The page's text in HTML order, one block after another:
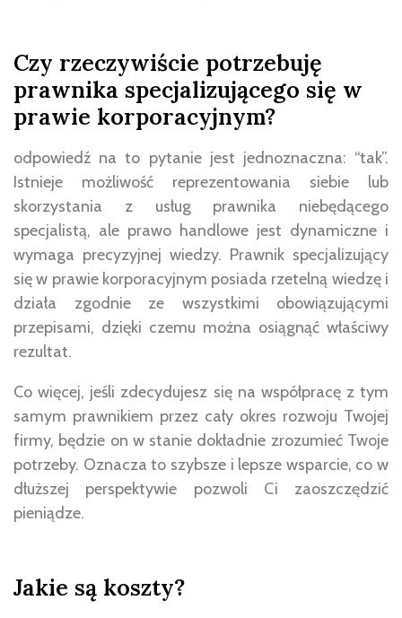
Czy rzeczywiście potrzebuję
prawnika specjalizującego się w
prawie korporacyjnym?
odpowiedź na to pytanie jest jednoznaczna: “tak”.
Istnieje możliwość reprezentowania siebie lub
skorzystania z usług prawnika niebędącego
specjalistą, ale prawo handlowe jest dynamiczne i
wymaga precyzyjnej wiedzy. Prawnik specjalizujący
się w prawie korporacyjnym posiada rzetelną wiedzę i
działa zgodnie ze wszystkimi obowiązującymi
przepisami, dzięki czemu można osiągnąć właściwy
rezultat.
Co więcej, jeśli zdecydujesz się na współpracę z tym
samym prawnikiem przez cały okres rozwoju Twojej
firmy, będzie on w stanie dokładnie zrozumieć Twoje
potrzeby. Oznacza to szybsze i lepsze wsparcie, co w
dłuższej perspektywie pozwoli Ci zaoszczędzić
pieniądze.
Jakie są koszty?